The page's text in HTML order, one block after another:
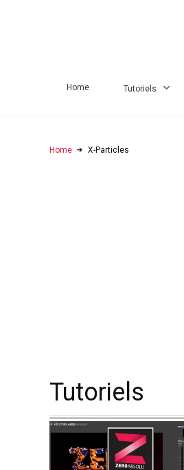
Home Tutoriels
Home X-Particles
Tutoriels